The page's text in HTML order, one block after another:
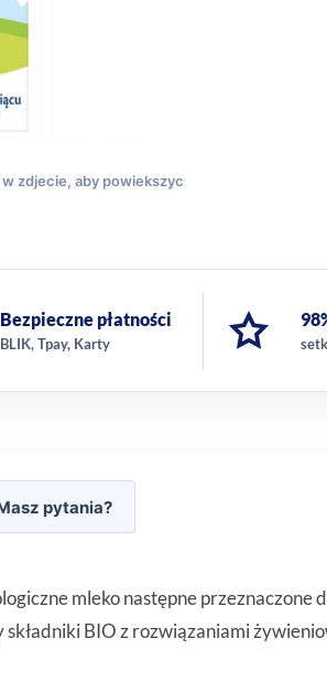
Bezpieczne płatności
BLIK, Tpay, Karty
pytania?
mleko następne przeznaczone
BIO z rozwiązaniami